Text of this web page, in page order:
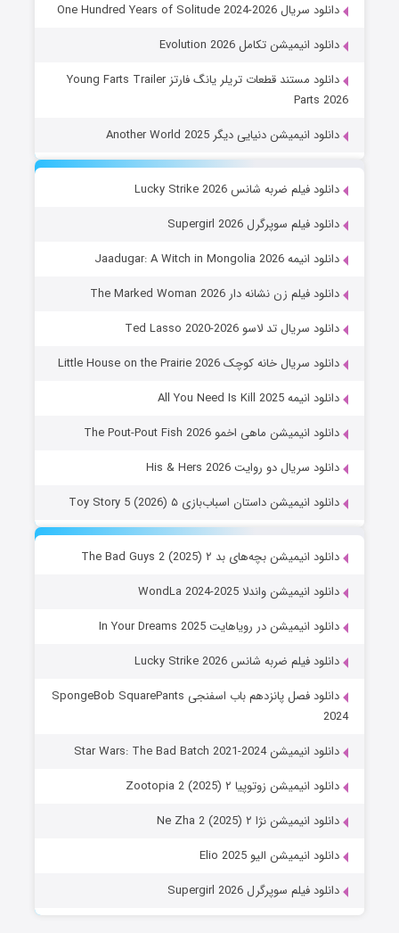
دانلود سریال One Hundred Years of Solitude 2024-2026
دانلود انیمیشن تکامل Evolution 2026
دانلود مستند قطعات تریلر یانگ فارتز Young Farts Trailer
Parts 2026
دانلود انیمیشن دنیایی دیگر Another World 2025
دانلود فیلم ضربه شانس Lucky Strike 2026
دانلود فیلم سوپرگرل Supergirl 2026
دانلود انیمه Jaadugar: A Witch in Mongolia 2026
دانلود فیلم زن نشانه دار The Marked Woman 2026
دانلود سریال تد لاسو Ted Lasso 2020-2026
دانلود سریال خانه کوچک Little House on the Prairie 2026
دانلود انیمه All You Need Is Kill 2025
دانلود انیمیشن ماهی اخمو The Pout-Pout Fish 2026
دانلود سریال دو روایت His & Hers 2026
دانلود انیمیشن داستان اسباب‌بازی ۵ Toy Story 5 (2026)
دانلود انیمیشن بچه‌های بد ۲ The Bad Guys 2 (2025)
دانلود انیمیشن واندلا WondLa 2024-2025
دانلود انیمیشن در رویاهایت In Your Dreams 2025
دانلود فیلم ضربه شانس Lucky Strike 2026
دانلود فصل پانزدهم باب اسفنجی SpongeBob SquarePants
2024
دانلود انیمیشن Star Wars: The Bad Batch 2021-2024
دانلود انیمیشن زوتوپیا ۲ Zootopia 2 (2025)
دانلود انیمیشن نژا ۲ Ne Zha 2 (2025)
دانلود انیمیشن الیو Elio 2025
دانلود فیلم سوپرگرل Supergirl 2026